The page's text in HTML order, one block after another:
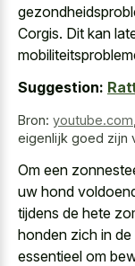
Corgis. Dit kan
Suggestion:
Bron: youtube.com
eigenlijk goed zijn
Om een
uw hond
tijdens de hete
honden zich in
essentieel om